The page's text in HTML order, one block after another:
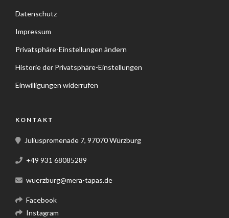
Datenschutz
Impressum
Privatsphäre-Einstellungen ändern
Historie der Privatsphäre-Einstellungen
Einwilligungen widerrufen
KONTAKT
Juliuspromenade 7, 97070 Würzburg
+49 931 68085289
wuerzburg@mera-tapas.de
Facebook
Instagram